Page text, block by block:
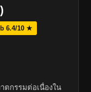
6.4/10 ★
ตกรรมต่อเนื่องใน